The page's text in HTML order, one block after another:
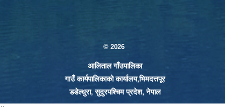
© 2026
आलिताल गाँउपालिका
गाउँ कार्यपालिकाको कार्यालय,भिमदत्तपूर
डडेल्धुरा, सुदुरपश्चिम प्रदेश, नेपाल